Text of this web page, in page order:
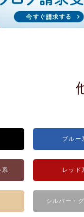
ブルー
系 レッド
シルバー・